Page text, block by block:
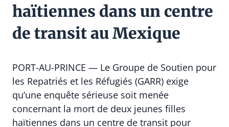
haïtiennes dans un centre
de transit au Mexique
PORT-AU-PRINCE — Le Groupe de Soutien pour
les Repatriés et les Réfugiés (GARR) exige
qu’une enquête sérieuse soit menée
concernant la mort de deux jeunes filles
haïtiennes dans un centre de transit pour